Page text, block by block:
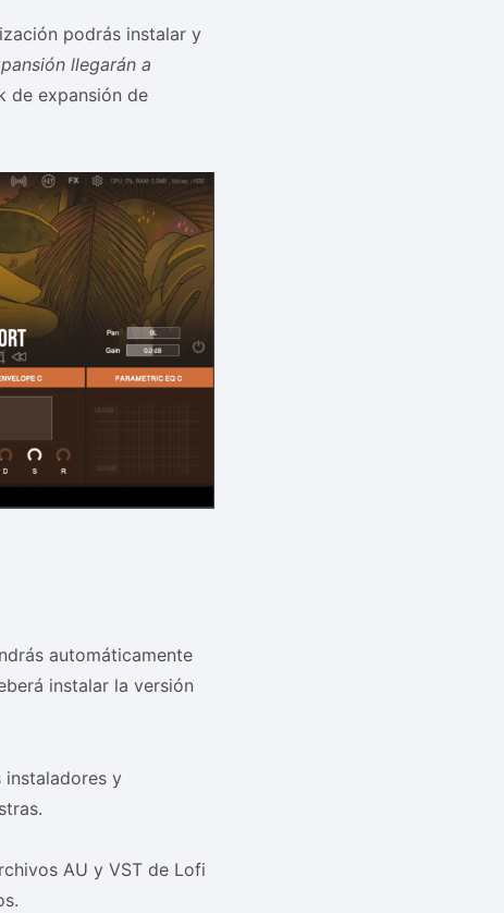
podrás instalar y
llegarán a
de expansión de
automáticamente
instalar la versión
instaladores y
AU y VST de Lofi